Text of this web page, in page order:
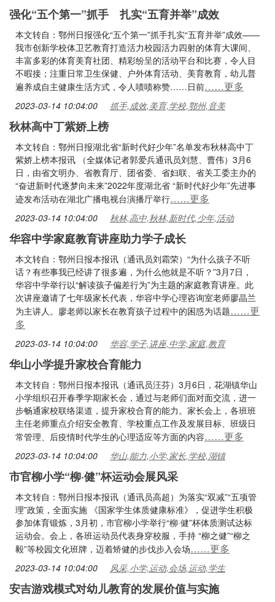
强化“五个第一”抓手 扎实“五育并举”成效
本文转自：鄂州日报强化“五个第一”抓手扎实“五育并举”成效——
我市创新学校体卫艺教育打造活力校园活力四射的体育大课间、
丰富多彩的体育美育社团、精彩纷呈的活动平台和比赛，令人目
不暇接；注重日常卫生保健、户外体育活动、美育教育，幼儿普
遍养成自主健康生活方式，令人啧啧称赞……日前……更多
2023-03-14 10:04:00 抓手,成效,美育,学校,鄂州,音美
秋林高中丁紫娇上榜
本文转自：鄂州日报湖北省“新时代好少年”名单发布秋林高中丁
紫娇上榜本报讯 （全媒体记者郭爱兵通讯员刘慧、曹伟）3月6
日，由省文明办、省教育厅、团省委、省妇联、省关工委主办的
“奋进新时代逐梦向未来”2022年度湖北省 “新时代好少年”先进事
迹发布活动在湖北广播电视台演播厅举行……更多
2023-03-14 10:04:00 秋林,高中,秋林,新时代,少年,活动
华容中学家庭教育讲座助力学子成长
本文转自：鄂州日报本报讯（通讯员刘霜荣）“为什么孩子不听
话？有些事我已经讲了很多遍，为什么他就是不听？”3月7日，
华容中学举行以“解读孩子偏差行为”为主题的家庭教育讲座。此
次讲座邀请了七年级家长代表，华容中学心理咨询室老师廖晶兰
为主讲人。廖老师以家长在教育孩子过程中的困惑为话题……更
多
2023-03-14 10:04:00 华容,学子,讲座,中学,家庭,教育
华山小学提升家校合育能力
本文转自：鄂州日报本报讯（通讯员汪芬）3月6日，花湖镇华山
小学组织召开春季学期家长会，通过与老师们面对面交流，进一
步畅通家校联络渠道，提升家校合育的能力。家长会上，各班班
主任老师重点介绍安全教育、学校重点工作及发展目标、班级日
常管理、后疫情时代学生的心理适应等方面的内容……更多
2023-03-14 10:04:00 华山,能力,小学,家长,学校,湖镇
市官柳小学“柳·健”杯运动会展风采
本文转自：鄂州日报本报讯（通讯员高超）为落实“双减”“五项管
理”政策，全面实施 《国家学生体质健康标准》，促进学生积极
参加体育锻炼，3月初，市官柳小学举行“柳·健”杯体质测试达标
运动会。会上，各班运动员代表身穿校服，手持 “柳之健”“柳之
毅”等校园文化班牌，迈着矫健的步伐步入会场……更多
2023-03-14 10:04:00 风采,小学,运动,会场,运动,学生
安吉游戏模式对幼儿教育的发展价值与实施